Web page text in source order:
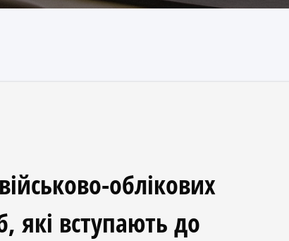
облікових
які вступають до